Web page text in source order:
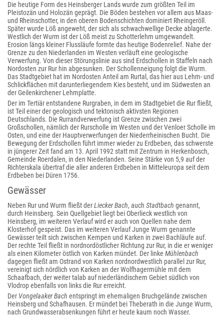
Die heutige Form des Heinsberger Lands wurde zum größten Teil im
Pleistozän und Holozän geprägt. Die Böden bestehen vor allem aus Maas-
und Rheinschotter, in den oberen Bodenschichten dominiert Rheingeröll.
Später wurde Löß angeweht, der sich als schwachwellige Decke ablagerte.
Westlich der Wurm ist der Löß meist zu Schotterlehm umgewandelt.
Erosion längs kleiner Flussläufe formte das heutige Bodenrelief. Nahe der
Grenze zu den Niederlanden im Westen verläuft eine geologische
Verwerfung. Von dieser Störungslinie aus sind Erdschollen in Staffeln nach
Nordosten zur Rur hin abgesunken. Der Schollenneigung folgt die Wurm.
Das Stadtgebiet hat im Nordosten Anteil am Rurtal, das hier aus Lehm- und
Schlickflächen mit darunterliegendem Kies besteht, und im Südwesten an
der Geilenkirchener Lehmplatte.
Der im Tertiär entstandene Rurgraben, in dem im Stadtgebiet die Rur fließt,
ist Teil einer der geologisch und tektonisch aktivsten Regionen
Deutschlands. Die Rurrandverwerfung ist Grenze zwischen zwei
Großschollen, nämlich der Rurscholle im Westen und der Venloer Scholle im
Osten, und eine der Hauptverwerfungen der Niederrheinischen Bucht. Die
Bewegung der Erdschollen führt immer wieder zu Erdbeben, das schwerste
in jüngerer Zeit fand am 13. April 1992 statt mit Zentrum in Herkenbosch,
Gemeinde Roerdalen, in den Niederlanden. Seine Stärke von 5,9 auf der
Richterskala übertraf die aller anderen Erdbeben in Mitteleuropa seit dem
Erdbeben bei Düren 1756.
Gewässer
Neben Rur und Wurm fließt derLiecker Bach, auch Stadtbach genannt,
durch Heinsberg. Sein Quellgebiet liegt bei Oberlieck westlich von
Heinsberg, im weiteren Verlauf wird er auch von Quellen nahe dem
Klosterhof gespeist. Das im weiteren Verlauf Junge Wurm genannte
Gewässer teilt sich zwischen Kempen und Karken in zwei Bachläufe auf.
Der rechte Teil fließt in nordnordöstlicher Richtung zur Rur, in die er weniger
als einen Kilometer östlich von Karken mündet. Der linke Mühlenbach
dagegen fließt am Ostrand von Karken nordnordwestlich parallel zur Rur,
vereinigt sich nördlich von Karken an der Wolfhagermühle mit dem
Schaafbach, der weiter talab auf niederländischem Gebiet südlich von
Vlodrop ebenfalls von links die Rur erreicht.
Der Vongelaaker Bach entspringt im ehemaligen Bruchgelände zwischen
Heinsberg und Schafhausen. Er mündet bei Theberath in die Junge Wurm,
nach Grundwasserabsenkungen führt er heute kaum noch Wasser.